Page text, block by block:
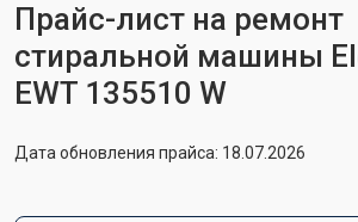
Прайс-лист на ремонт
стиральной машины
EWT 135510 W
Дата обновления прайса: 18.07.2026